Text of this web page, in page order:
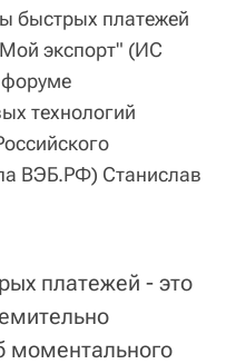
быстрых платежей
экспорт" (ИС
технологий
ВЭБ.РФ) Станислав
платежей - это
моментального